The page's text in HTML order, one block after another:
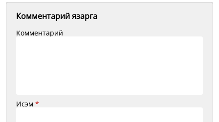
Комментарий язарга
Комментарий
Исэм *